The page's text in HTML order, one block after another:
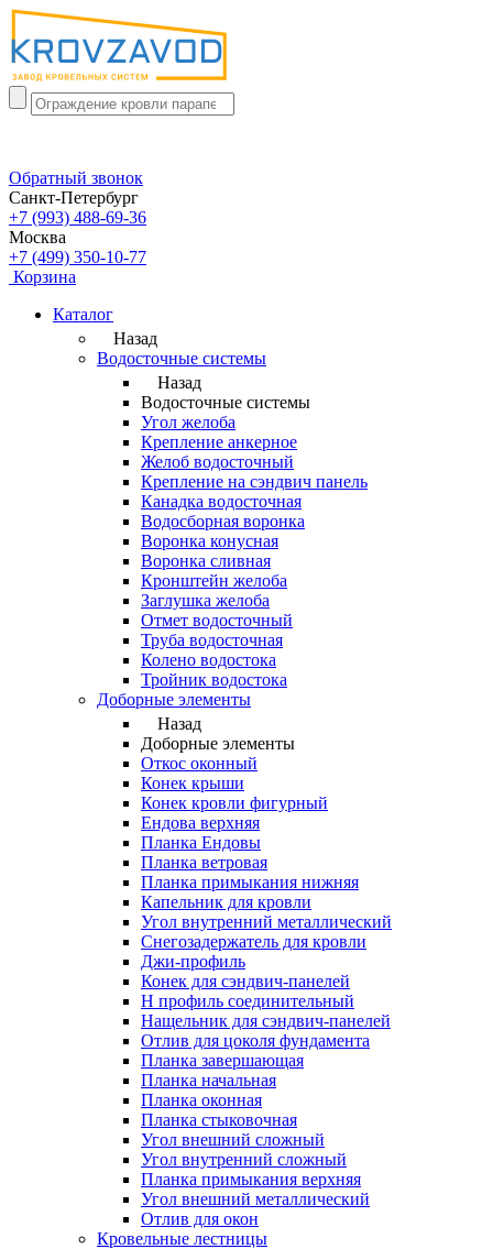
Обратный звонок
Санкт-Петербург
+7 (993) 488-69-36
Москва
+7 (499) 350-10-77
Корзина
Каталог
Назад
Водосточные системы
Назад
Водосточные системы
Угол желоба
Крепление анкерное
Желоб водосточный
Крепление на сэндвич панель
Канадка водосточная
Водосборная воронка
Воронка конусная
Воронка сливная
Кронштейн желоба
Заглушка желоба
Отмет водосточный
Труба водосточная
Колено водостока
Тройник водостока
Доборные элементы
Назад
Доборные элементы
Откос оконный
Конек крыши
Конек кровли фигурный
Ендова верхняя
Планка Ендовы
Планка ветровая
Планка примыкания нижняя
Капельник для кровли
Угол внутренний металлический
Снегозадержатель для кровли
Джи-профиль
Конек для сэндвич-панелей
Н профиль соединительный
Нащельник для сэндвич-панелей
Отлив для цоколя фундамента
Планка завершающая
Планка начальная
Планка оконная
Планка стыковочная
Угол внешний сложный
Угол внутренний сложный
Планка примыкания верхняя
Угол внешний металлический
Отлив для окон
Кровельные лестницы